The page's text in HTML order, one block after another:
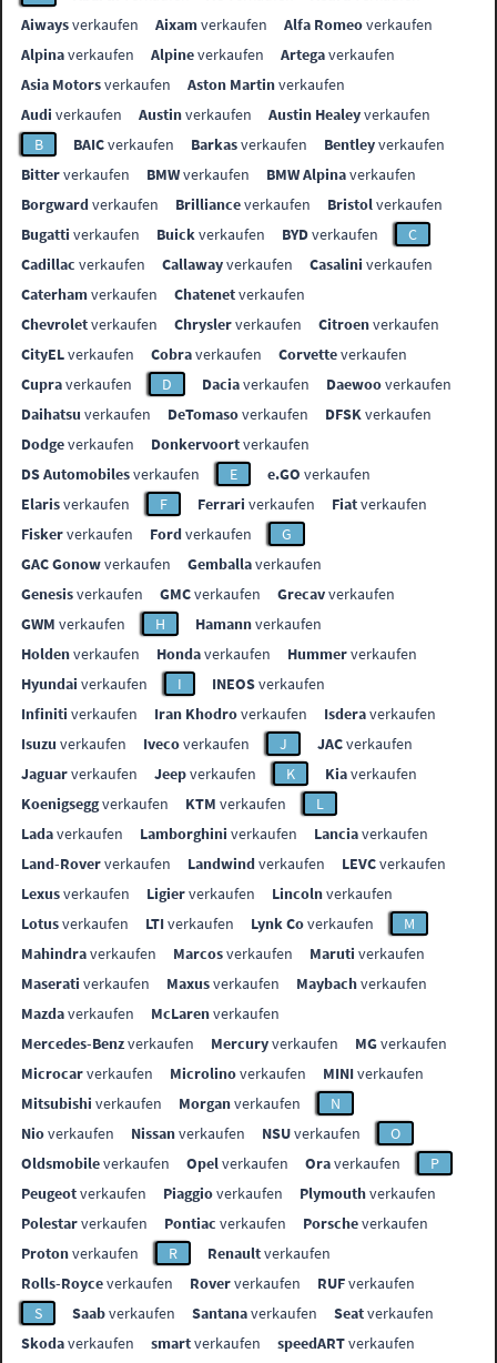
Aiwaysverkaufen Aixamverkaufen Alfa Romeoverkaufen
Alpinaverkaufen Alpineverkaufen Artegaverkaufen
Asia Motorsverkaufen Aston Martinverkaufen
Audi verkaufen Austinverkaufen Austin Healeyverkaufen
B
BAICverkaufen Barkasverkaufen Bentleyverkaufen
Bitterverkaufen BMWverkaufen BMW Alpinaverkaufen
Borgwardverkaufen Brillianceverkaufen Bristolverkaufen
Bugatti verkaufen Buickverkaufen BYDverkaufen
C
Cadillac verkaufen Callawayverkaufen Casalini verkaufen
Caterhamverkaufen Chatenetverkaufen
Chevroletverkaufen Chryslerverkaufen Citroenverkaufen
CityELverkaufen Cobraverkaufen Corvetteverkaufen
Cupraverkaufen D Daciaverkaufen Daewooverkaufen
Daihatsu verkaufen DeTomasoverkaufen DFSKverkaufen
Dodgeverkaufen Donkervoortverkaufen
DS Automobilesverkaufen E e.GO verkaufen
Elarisverkaufen F Ferrari verkaufen Fiatverkaufen
Fiskerverkaufen Fordverkaufen
G
GAC Gonowverkaufen Gemballaverkaufen
Genesisverkaufen GMCverkaufen Grecavverkaufen
GWM verkaufen H Hamannverkaufen
Holdenverkaufen Hondaverkaufen Hummerverkaufen
Hyundai verkaufen I INEOSverkaufen
Infiniti verkaufen Iran Khodroverkaufen Isderaverkaufen
Isuzu verkaufen Ivecoverkaufen J JACverkaufen
Jaguarverkaufen Jeepverkaufen K Kiaverkaufen
Koenigseggverkaufen KTM verkaufen
L
Ladaverkaufen Lamborghini verkaufen Lanciaverkaufen
Land-Roververkaufen Landwindverkaufen LEVCverkaufen
Lexusverkaufen Ligierverkaufen Lincolnverkaufen
Lotusverkaufen LTIverkaufen Lynk Coverkaufen
M
Mahindraverkaufen Marcosverkaufen Maruti verkaufen
Maserati verkaufen Maxusverkaufen Maybachverkaufen
Mazdaverkaufen McLarenverkaufen
Mercedes-Benzverkaufen Mercuryverkaufen MGverkaufen
Microcarverkaufen Microlinoverkaufen MINIverkaufen
Mitsubishi verkaufen Morganverkaufen
N
Nioverkaufen Nissanverkaufen NSUverkaufen
O
Oldsmobileverkaufen Opelverkaufen Oraverkaufen
P
Peugeotverkaufen Piaggioverkaufen Plymouthverkaufen
Polestarverkaufen Pontiac verkaufen Porscheverkaufen
Protonverkaufen R Renaultverkaufen
Rolls-Royceverkaufen Roververkaufen RUFverkaufen
S
Saabverkaufen Santanaverkaufen Seatverkaufen
Skodaverkaufen smartverkaufen speedARTverkaufen